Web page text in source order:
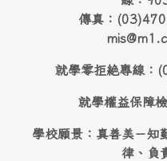
傳真：
就學零拒絶專線
就學權益保障
學校願景：真善美－知
律、負